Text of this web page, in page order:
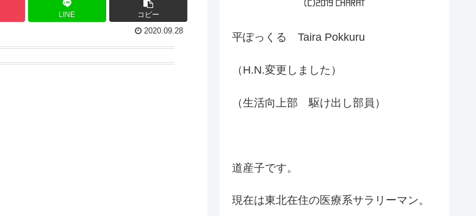
LINE
コピー
2020.09.28
平ぽっくる Taira Pokkuru
（H.N.変更しました）
（生活向上部 駆け出し部員）
道産子です。
現在は東北在住の医療系サラリーマン。